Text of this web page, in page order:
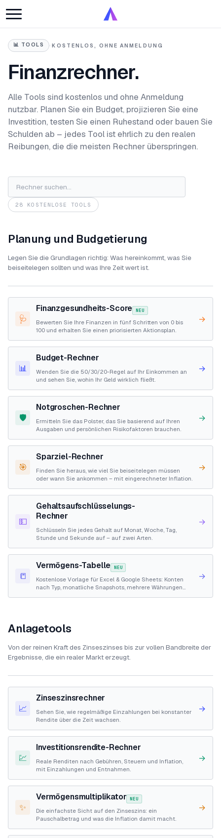
📊 TOOLS ·KOSTENLOS, OHNE ANMELDUNG
Finanzrechner.
Alle Tools sind kostenlos und ohne Anmeldung
nutzbar. Planen Sie ein Budget, projizieren Sie eine
Investition, testen Sie einen Ruhestand oder bauen Sie
Schulden ab – jedes Tool ist ehrlich zu den realen
Reibungen, die die meisten Rechner überspringen.
28 KOSTENLOSE TOOLS
Planung und Budgetierung
Legen Sie die Grundlagen richtig: Was hereinkommt, was Sie
beiseitelegen sollten und was Ihre Zeit wert ist.
🩺
Finanzgesundheits-Score NEU
Bewerten Sie Ihre Finanzen in fünf Schritten von 0 bis
100 und erhalten Sie einen priorisierten Aktionsplan.
→
📊
Budget-Rechner
Wenden Sie die 50/30/20-Regel auf Ihr Einkommen an
und sehen Sie, wohin Ihr Geld wirklich fließt.
→
🛡️
Notgroschen-Rechner
Ermitteln Sie das Polster, das Sie basierend auf Ihren
Ausgaben und persönlichen Risikofaktoren brauchen.
→
🎯
Sparziel-Rechner
Finden Sie heraus, wie viel Sie beiseitelegen müssen
oder wann Sie ankommen – mit eingerechneter Inflation.
→
💵
Gehaltsaufschlüsselungs-
Rechner
Schlüsseln Sie jedes Gehalt auf Monat, Woche, Tag,
Stunde und Sekunde auf – auf zwei Arten.
→
📒
Vermögens-Tabelle NEU
Kostenlose Vorlage für Excel & Google Sheets: Konten
nach Typ, monatliche Snapshots, mehrere Währungen
→
Anlagetools
Von der reinen Kraft des Zinseszinses bis zur vollen Bandbreite der
Ergebnisse, die ein realer Markt erzeugt.
📈
Zinseszinsrechner
Sehen Sie, wie regelmäßige Einzahlungen bei konstanter
Rendite über die Zeit wachsen.
→
💹
Investitionsrendite-Rechner
Reale Renditen nach Gebühren, Steuern und Inflation,
mit Einzahlungen und Entnahmen.
→
✨
Vermögensmultiplikator NEU
Die einfachste Sicht auf den Zinseszins: ein
Pauschalbetrag und was die Inflation damit macht.
→